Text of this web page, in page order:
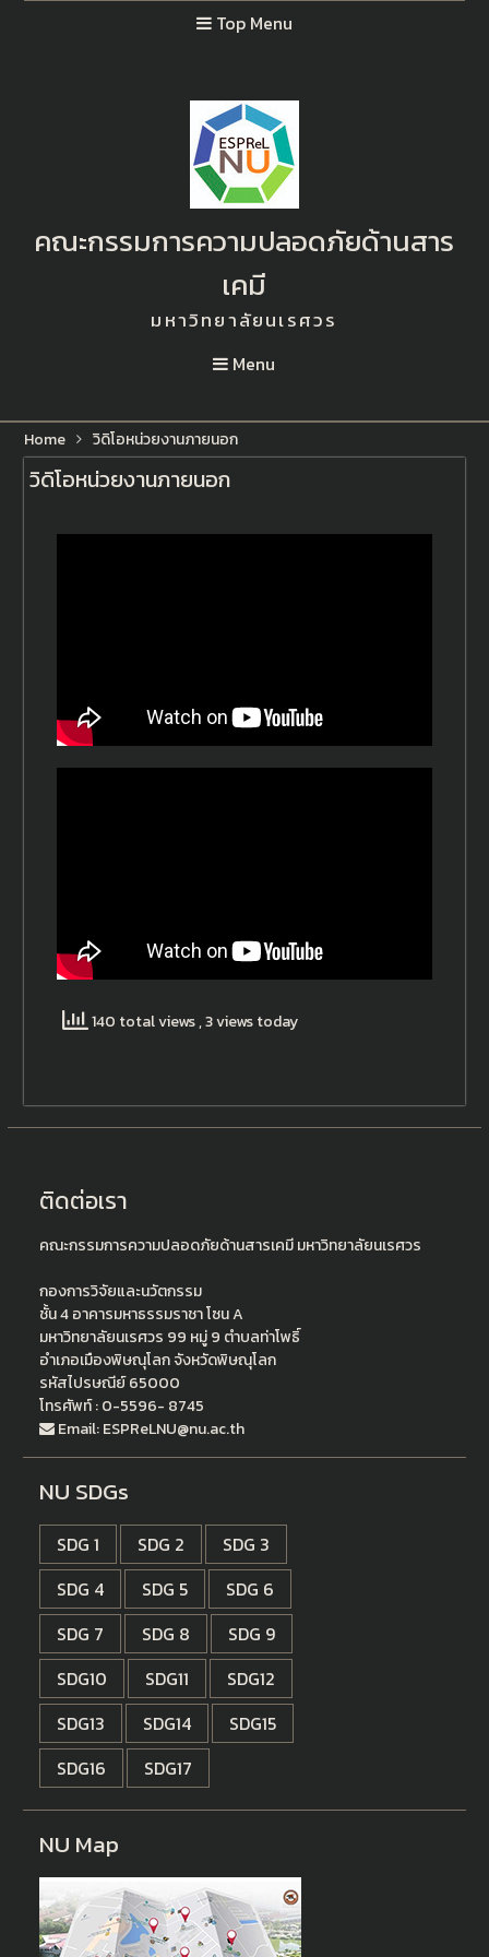
Top Menu
คณะกรรมการความปลอดภัยด้านสาร
เคมี
มหาวิทยาลัยนเรศวร
Menu
Home วิดิโอหน่วยงานภายนอก
วิดิโอหน่วยงานภายนอก
140 total views, 3 views today
ติดต่อเรา
คณะกรรมการความปลอดภัยด้านสารเคมี มหาวิทยาลัยนเรศวร
กองการวิจัยและนวัตกรรม
ชั้น 4 อาคารมหาธรรมราชา โซน A
มหาวิทยาลัยนเรศวร 99 หมู่ 9 ตำบลท่าโพธิ์
อำเภอเมืองพิษณุโลก จังหวัดพิษณุโลก
รหัสไปรษณีย์ 65000
โทรศัพท์ : 0-5596- 8745
Email: ESPReLNU@nu.ac.th
NU SDGs
SDG 1 SDG 2
SDG 3
SDG 4
SDG 5
SDG 6
SDG 7
SDG 8
SDG 9
SDG10
SDG11
SDG12
SDG13
SDG14
SDG15
SDG16
SDG17
NU Map